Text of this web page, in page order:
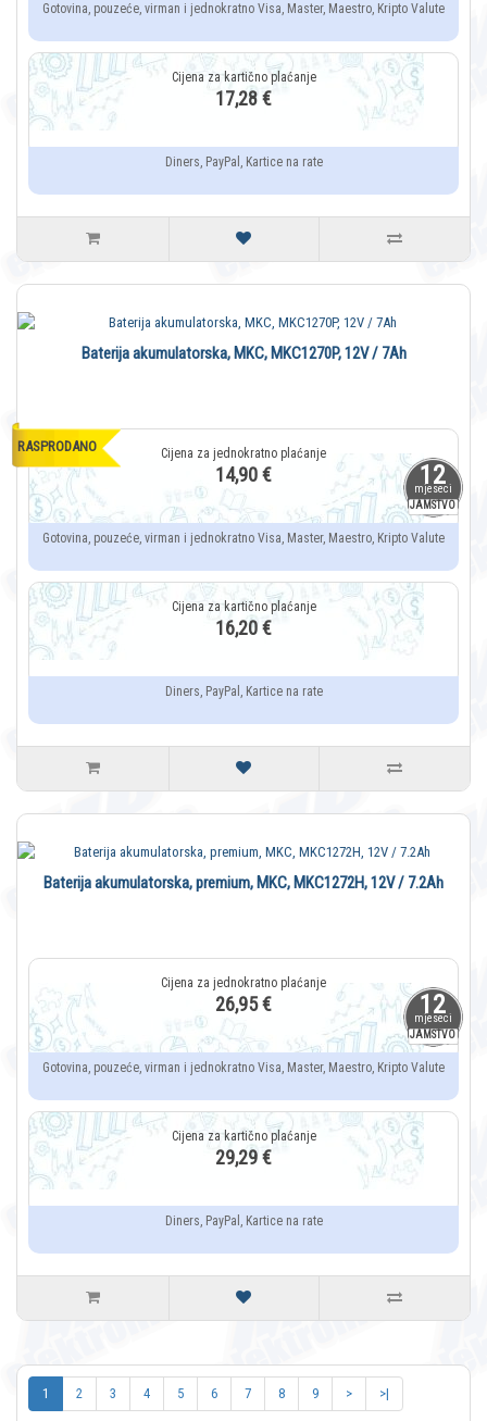
Gotovina, pouzeće, virman i jednokratno Visa, Master, Maestro, Kripto Valute
17,28 €
Diners, PayPal, Kartice na rate
12
mjeseci
JAMSTVO
RASPRODANO
Baterija akumulatorska, MKC, MKC1270P, 12V / 7Ah
14,90 €
Gotovina, pouzeće, virman i jednokratno Visa, Master, Maestro, Kripto Valute
16,20 €
Diners, PayPal, Kartice na rate
12
mjeseci
JAMSTVO
Baterija akumulatorska, premium, MKC, MKC1272H, 12V / 7.2Ah
26,95 €
Gotovina, pouzeće, virman i jednokratno Visa, Master, Maestro, Kripto Valute
29,29 €
Diners, PayPal, Kartice na rate
1 2 3 4 5 6 7 8 9 > >|